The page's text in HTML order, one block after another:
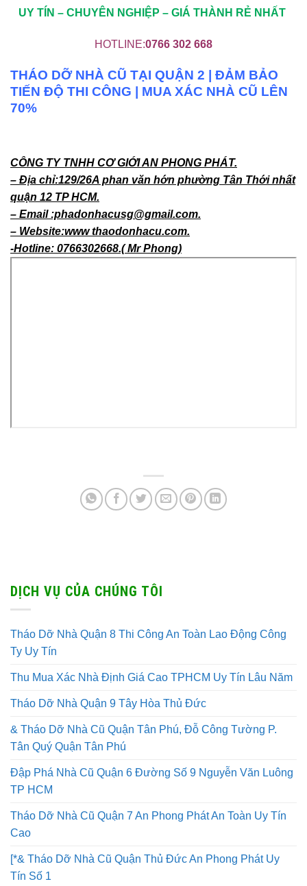
UY TÍN – CHUYÊN NGHIỆP – GIÁ THÀNH RẺ NHẤT
HOTLINE:0766 302 668
THÁO DỠ NHÀ CŨ TẠI QUẬN 2 | ĐẢM BẢO
TIẾN ĐỘ THI CÔNG | MUA XÁC NHÀ CŨ LÊN
70%
CÔNG TY TNHH CƠ GIỚI AN PHONG PHÁT.
– Địa chỉ:129/26A phan văn hớn phường Tân Thới nhất
quận 12 TP HCM.
– Email :phadonhacusg@gmail.com.
– Website:www thaodonhacu.com.
-Hotline: 0766302668.( Mr Phong)
DỊCH VỤ CỦA CHÚNG TÔI
Tháo Dỡ Nhà Quận 8 Thi Công An Toàn Lao Động Công
Ty Uy Tín
Thu Mua Xác Nhà Định Giá Cao TPHCM Uy Tín Lâu Năm
Tháo Dỡ Nhà Quận 9 Tây Hòa Thủ Đức
& Tháo Dỡ Nhà Cũ Quận Tân Phú, Đỗ Công Tường P.
Tân Quý Quận Tân Phú
Đập Phá Nhà Cũ Quận 6 Đường Số 9 Nguyễn Văn Luông
TP HCM
Tháo Dỡ Nhà Cũ Quận 7 An Phong Phát An Toàn Uy Tín
Cao
[*& Tháo Dỡ Nhà Cũ Quận Thủ Đức An Phong Phát Uy
Tín Số 1